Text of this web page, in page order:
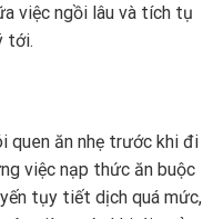
việc ngồi lâu và tích tụ
tới.
quen ăn nhẹ trước khi đi
việc nạp thức ăn buộc
tụy tiết dịch quá mức,